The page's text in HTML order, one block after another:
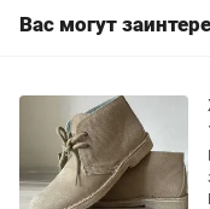
Вас могут